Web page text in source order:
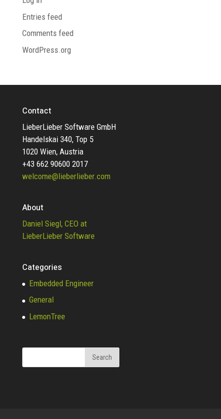
Entries feed
Comments feed
WordPress.org
Contact
LieberLieber Software GmbH
Handelskai 340, Top 5
1020 Wien, Austria
+43 662 90600 2017
welcome@lieberlieber.com
About
Daniel Siegl, CEO at
LieberLieber Software
Categories
Embedded Engineer
General
LemonTree